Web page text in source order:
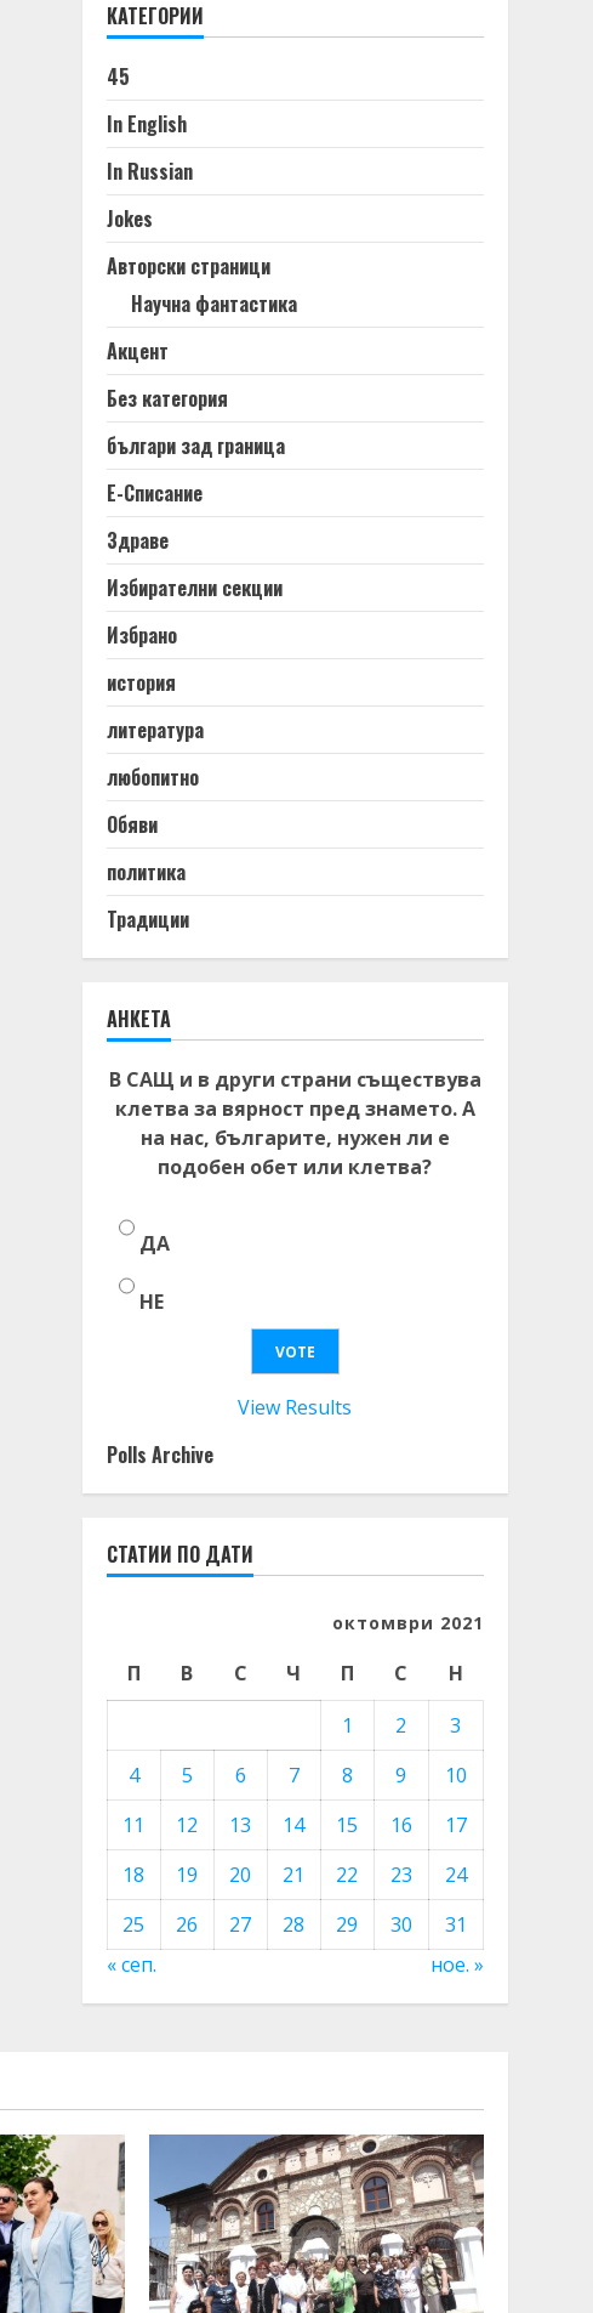
КАТЕГОРИИ
45
In English
In Russian
Jokes
Авторски страници
Научна фантастика
Акцент
Без категория
българи зад граница
Е-Списание
Здраве
Избирателни секции
Избрано
история
литература
любопитно
Обяви
политика
Традиции
АНКЕТА
В САЩ и в други страни съществува
клетва за вярност пред знамето. А
на нас, българите, нужен ли е
подобен обет или клетва?
ДА
НЕ
View Results
Polls Archive
СТАТИИ ПО ДАТИ
октомври 2021
П В С Ч П С
Н
1
2
3
4
5 6 7 8 9
10
11
12 13 14 15 16
17
18
19 20 21 22 23
24
25
26 27 28 29 30
31
« сеп.
ное. »